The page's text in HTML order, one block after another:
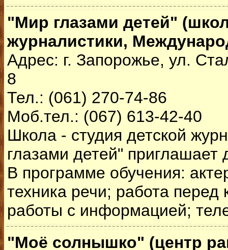
"Мир глазами детей"
журналистики,
Адрес: г. Запорожье, ул.
8
Тел.: (061) 270-74-86
Моб.тел.: (067) 613-42-40
Школа - студия детской
глазами детей" приглашает
В программе обучения:
техника речи; работа
работы с информацией;
"Моё солнышко" (центр